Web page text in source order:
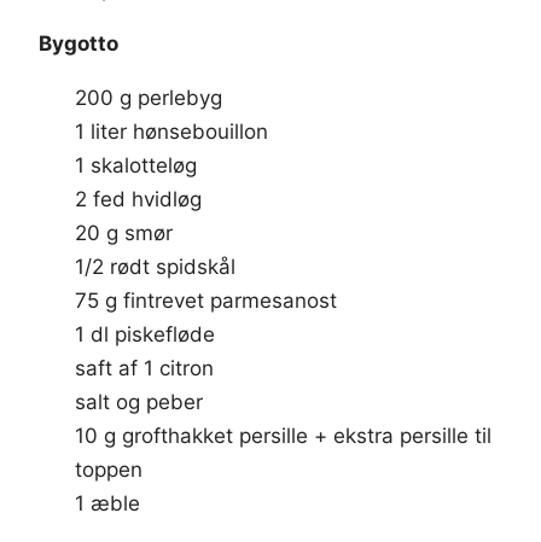
Bygotto
200 g perlebyg
1 liter hønsebouillon
1 skalotteløg
2 fed hvidløg
20 g smør
1/2 rødt spidskål
75 g fintrevet parmesanost
1 dl piskefløde
saft af 1 citron
salt og peber
10 g grofthakket persille + ekstra persille til
toppen
1 æble